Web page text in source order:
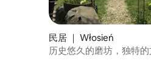
民居 ｜ Włosień
历史悠久的磨坊，独特